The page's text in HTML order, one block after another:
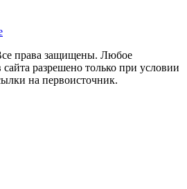
права защищены. Любое
разрешено только при условии
на первоисточник.